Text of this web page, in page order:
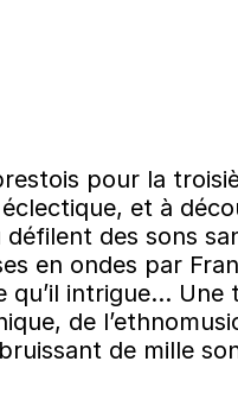
pour la
et à
des sons
en ondes par
qu’il intrigue…
de
de mille